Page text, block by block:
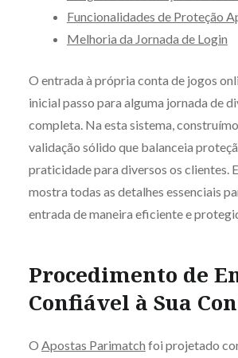
Funcionalidades de Proteção
Melhoria da Jornada de Login
O entrada à própria conta de jogos
inicial passo para alguma jornada de
completa. Na esta sistema,
validação sólido que balanceia
praticidade para diversos os clientes.
mostra todas as detalhes essenciais
entrada de maneira eficiente e
Procedimento de
Confiável à Sua
O Apostas Parimatch foi projetado